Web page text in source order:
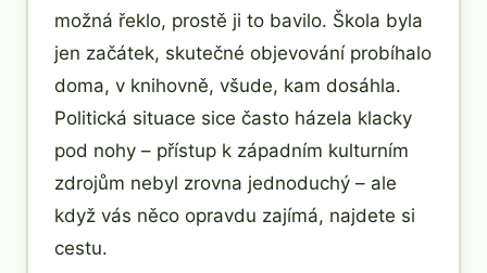
možná řeklo, prostě ji to bavilo. Škola byla
jen začátek, skutečné objevování probíhalo
doma, v knihovně, všude, kam dosáhla.
Politická situace sice často házela klacky
pod nohy – přístup k západním kulturním
zdrojům nebyl zrovna jednoduchý – ale
když vás něco opravdu zajímá, najdete si
cestu.